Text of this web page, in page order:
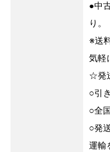
●中
り。
※送
気軽
☆発
○引
○全
○発
運輸